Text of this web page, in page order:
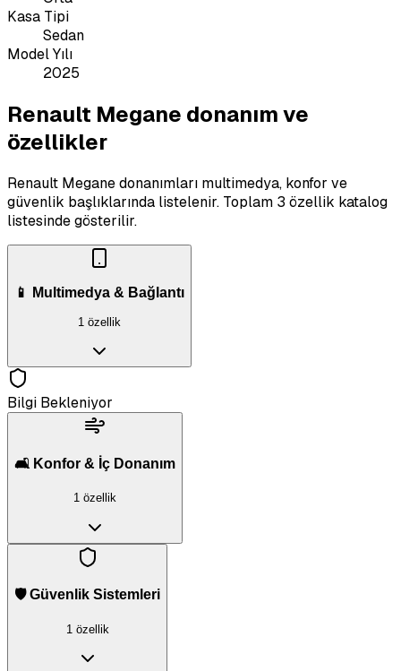
Kasa Tipi
Sedan
Model Yılı
2025
Renault Megane donanım ve
özellikler
Renault Megane donanımları multimedya, konfor ve
güvenlik başlıklarında listelenir. Toplam 3 özellik katalog
listesinde gösterilir.
📱 Multimedya & Bağlantı
1 özellik
Bilgi Bekleniyor
🛋️ Konfor & İç Donanım
1 özellik
🛡️ Güvenlik Sistemleri
1 özellik